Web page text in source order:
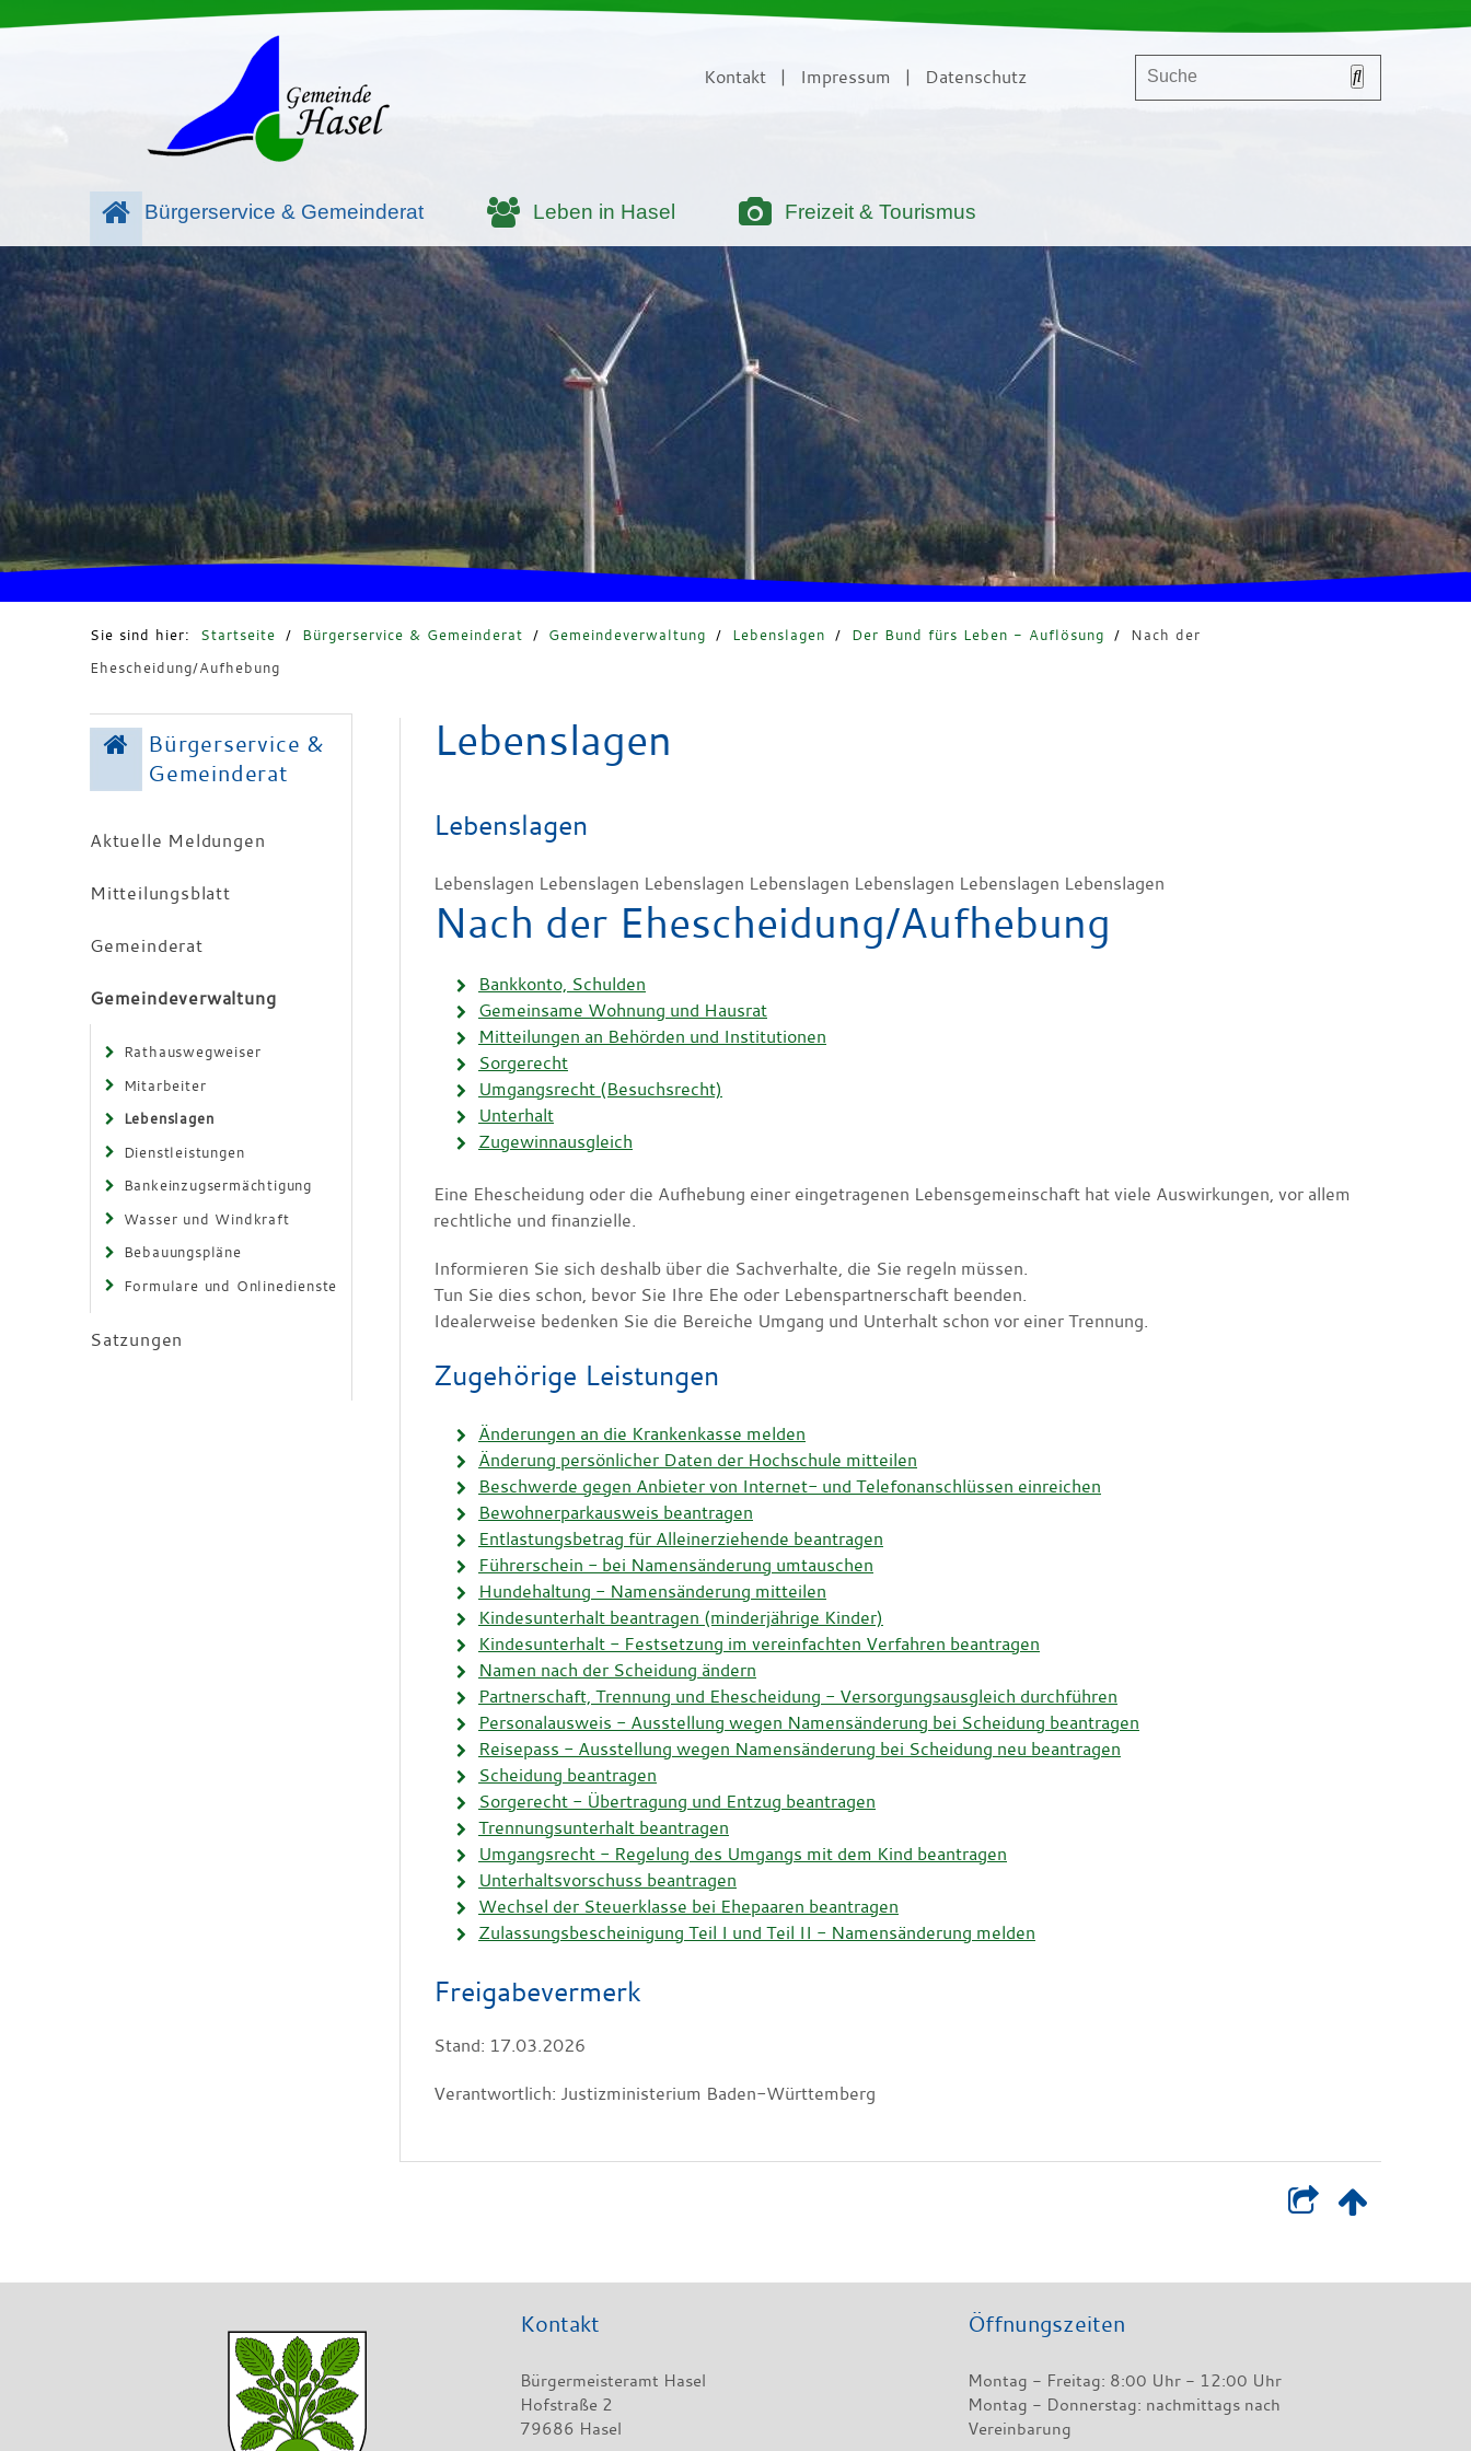
Kontakt | Impressum | Datenschutz
Bürgerservice & Gemeinderat Leben in Hasel Freizeit & Tourismus
Sie sind hier: Startseite / Bürgerservice & Gemeinderat / Gemeindeverwaltung / Lebenslagen / Der Bund fürs Leben - Auflösung /
Nach der
Ehescheidung/Aufhebung
Bürgerservice &
Gemeinderat
Aktuelle Meldungen
Mitteilungsblatt
Gemeinderat
Gemeindeverwaltung
Rathauswegweiser
Mitarbeiter
Lebenslagen
Dienstleistungen
Bankeinzugsermächtigung
Wasser und Windkraft
Bebauungspläne
Formulare und Onlinedienste
Satzungen
Lebenslagen
Lebenslagen
Lebenslagen Lebenslagen Lebenslagen Lebenslagen Lebenslagen Lebenslagen Lebenslagen
Nach der Ehescheidung/Aufhebung
Bankkonto, Schulden
Gemeinsame Wohnung und Hausrat
Mitteilungen an Behörden und Institutionen
Sorgerecht
Umgangsrecht (Besuchsrecht)
Unterhalt
Zugewinnausgleich
Eine Ehescheidung oder die Aufhebung einer eingetragenen Lebensgemeinschaft hat viele Auswirkungen, vor allem
rechtliche und finanzielle.
Informieren Sie sich deshalb über die Sachverhalte, die Sie regeln müssen.
Tun Sie dies schon, bevor Sie Ihre Ehe oder Lebenspartnerschaft beenden.
Idealerweise bedenken Sie die Bereiche Umgang und Unterhalt schon vor einer Trennung.
Zugehörige Leistungen
Änderungen an die Krankenkasse melden
Änderung persönlicher Daten der Hochschule mitteilen
Beschwerde gegen Anbieter von Internet- und Telefonanschlüssen einreichen
Bewohnerparkausweis beantragen
Entlastungsbetrag für Alleinerziehende beantragen
Führerschein - bei Namensänderung umtauschen
Hundehaltung - Namensänderung mitteilen
Kindesunterhalt beantragen (minderjährige Kinder)
Kindesunterhalt - Festsetzung im vereinfachten Verfahren beantragen
Namen nach der Scheidung ändern
Partnerschaft, Trennung und Ehescheidung - Versorgungsausgleich durchführen
Personalausweis - Ausstellung wegen Namensänderung bei Scheidung beantragen
Reisepass - Ausstellung wegen Namensänderung bei Scheidung neu beantragen
Scheidung beantragen
Sorgerecht - Übertragung und Entzug beantragen
Trennungsunterhalt beantragen
Umgangsrecht - Regelung des Umgangs mit dem Kind beantragen
Unterhaltsvorschuss beantragen
Wechsel der Steuerklasse bei Ehepaaren beantragen
Zulassungsbescheinigung Teil I und Teil II - Namensänderung melden
Freigabevermerk
Stand: 17.03.2026
Verantwortlich: Justizministerium Baden-Württemberg
Kontakt
Bürgermeisteramt Hasel
Hofstraße 2
79686 Hasel
Öffnungszeiten
Montag - Freitag: 8:00 Uhr - 12:00 Uhr
Montag - Donnerstag: nachmittags nach
Vereinbarung